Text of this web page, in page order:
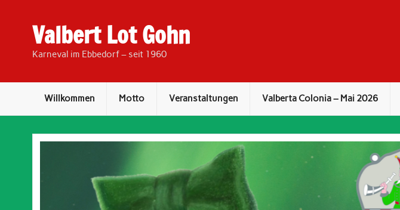
Valbert Lot Gohn
Karneval im Ebbedorf – seit 1960
Willkommen Motto Veranstaltungen Valberta Colonia – Mai 2026